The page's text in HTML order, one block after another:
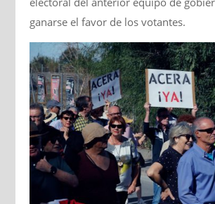
ganarse el favor de los votantes.